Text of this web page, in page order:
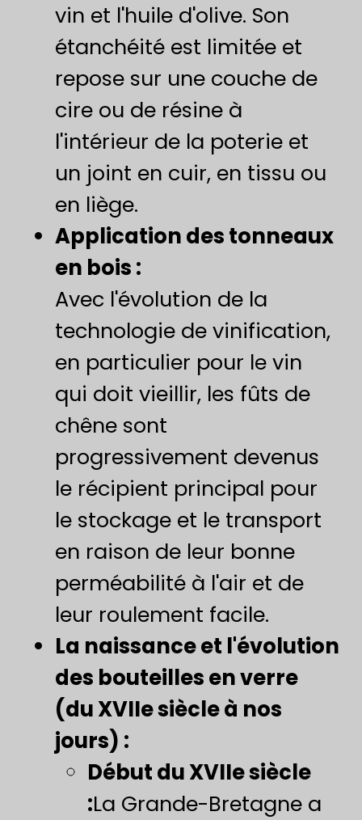
vin et l'huile d'olive. Son
étanchéité est limitée et
repose sur une couche de
cire ou de résine à
l'intérieur de la poterie et
un joint en cuir, en tissu ou
en liège.
​Application des tonneaux
en bois :​
Avec l'évolution de la
technologie de vinification,
en particulier pour le vin
qui doit vieillir, les fûts de
chêne sont
progressivement devenus
le récipient principal pour
le stockage et le transport
en raison de leur bonne
perméabilité à l'air et de
leur roulement facile.
​La naissance et l'évolution
des bouteilles en verre
(du XVIIe siècle à nos
jours) :​
Début du XVIIe siècle
:La Grande-Bretagne a